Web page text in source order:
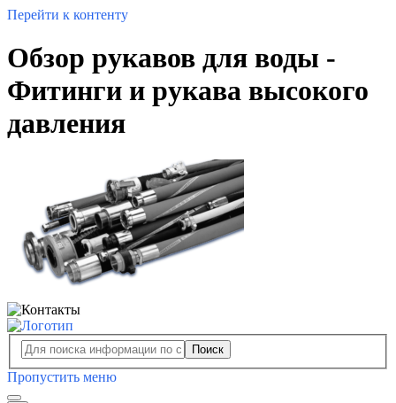
Перейти к контенту
Обзор рукавов для воды -
Фитинги и рукава высокого
давления
Поиск
Пропустить меню